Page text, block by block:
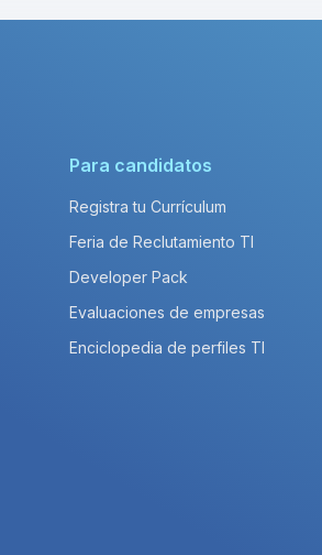
Para candidatos
Registra tu Currículum
Feria de Reclutamiento TI
Developer Pack
Evaluaciones de empresas
Enciclopedia de perfiles TI